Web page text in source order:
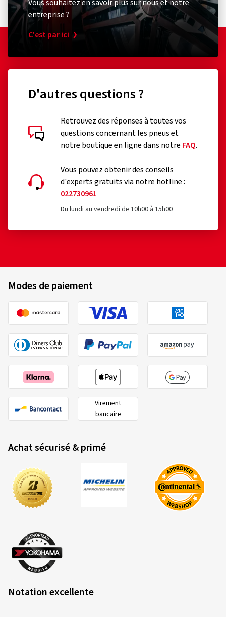
Vous souhaitez en savoir plus sur nous et notre
entreprise ?
C'est par ici
D'autres questions ?
Retrouvez des réponses à toutes vos
questions concernant les pneus et
notre boutique en ligne dans notre FAQ.
Vous pouvez obtenir des conseils
d'experts gratuits via notre hotline :
022730961
Du lundi au vendredi de 10h00 à 15h00
Modes de paiement
Virement
bancaire
Achat sécurisé & primé
Notation excellente